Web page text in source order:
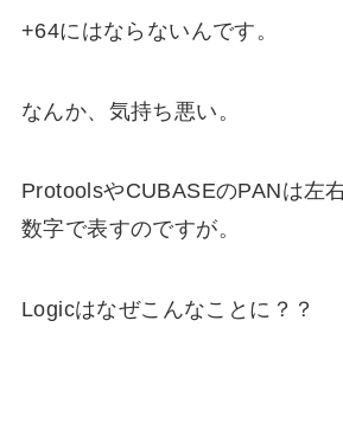
+64にはならないんです。
なんか、気持ち悪い。
ProtoolsやCUBASEのPANは左
数字で表すのですが。
Logicはなぜこんなことに？？